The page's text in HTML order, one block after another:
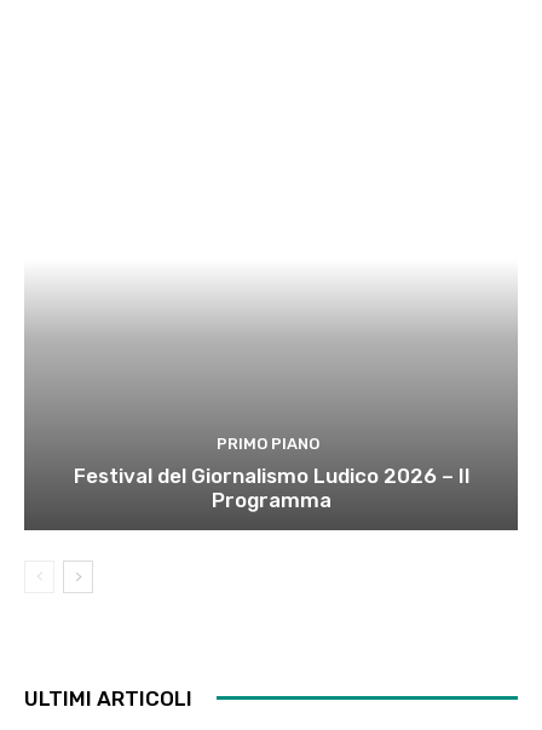
PRIMO PIANO
Festival del Giornalismo Ludico 2026 – Il
Programma
ULTIMI ARTICOLI